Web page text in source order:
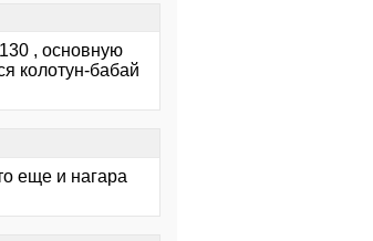
, основную
колотун-бабай
еще и нагара